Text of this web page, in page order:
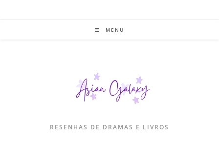
MENU
RESENHAS DE DRAMAS E LIVROS